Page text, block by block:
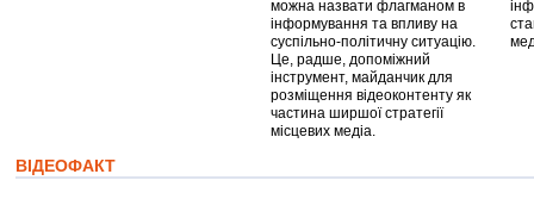
можна назвати флагманом в
інформування та впливу на
суспільно-політичну ситуацію.
Це, радше, допоміжний
інструмент, майданчик для
розміщення відеоконтенту як
частина ширшої стратегії
місцевих медіа.
ВІДЕОФАКТ